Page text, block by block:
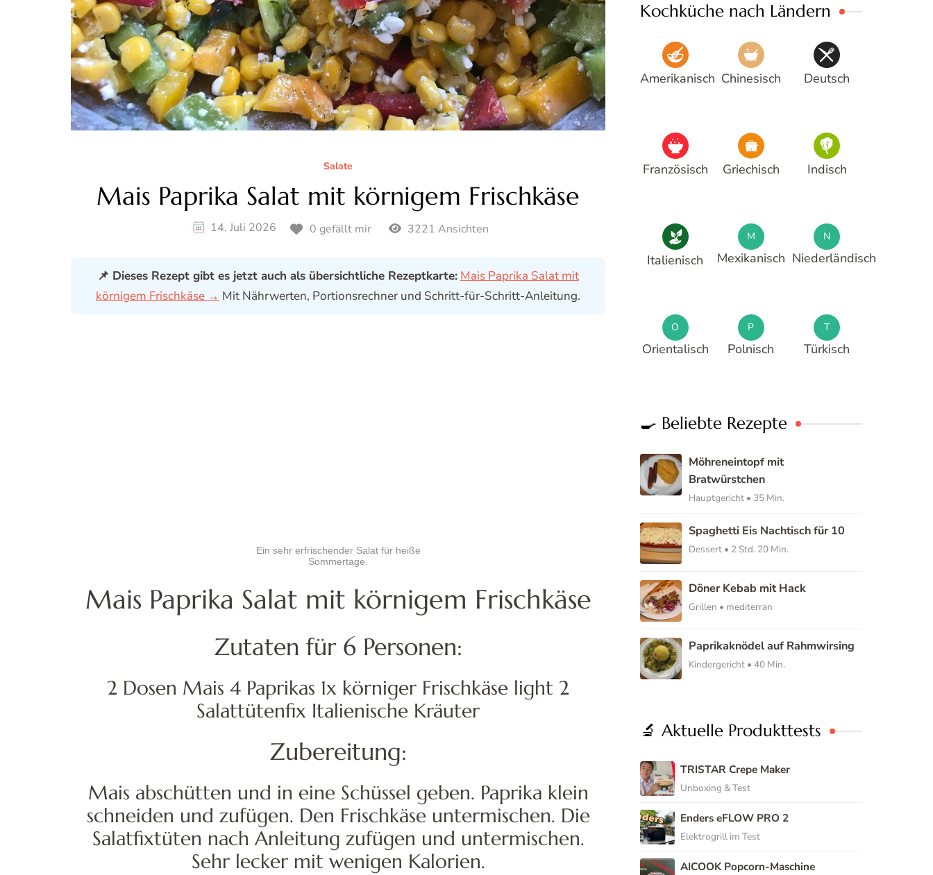
Salate
Mais Paprika Salat mit körnigem Frischkäse
14. Juli 2026 0 gefällt mir 3221 Ansichten
📌 Dieses Rezept gibt es jetzt auch als übersichtliche Rezeptkarte: Mais Paprika Salat mit
körnigem Frischkäse → Mit Nährwerten, Portionsrechner und Schritt-für-Schritt-Anleitung.
Ein sehr erfrischender Salat für heiße
Sommertage.
Mais Paprika Salat mit körnigem Frischkäse
Zutaten für 6 Personen:
2 Dosen Mais 4 Paprikas 1x körniger Frischkäse light 2
Salattütenfix Italienische Kräuter
Zubereitung:
Mais abschütten und in eine Schüssel geben. Paprika klein
schneiden und zufügen. Den Frischkäse untermischen. Die
Salatfixtüten nach Anleitung zufügen und untermischen.
Sehr lecker mit wenigen Kalorien.
Kochküche nach Ländern
Amerikanisch Chinesisch Deutsch
Französisch Griechisch Indisch
Italienisch
M
Mexikanisch
N
Niederländisch
O
Orientalisch
P
Polnisch
T
Türkisch
🍳 Beliebte Rezepte
Möhreneintopf mit
Bratwürstchen
Hauptgericht • 35 Min.
Spaghetti Eis Nachtisch für 10
Dessert • 2 Std. 20 Min.
Döner Kebab mit Hack
Grillen • mediterran
Paprikaknödel auf Rahmwirsing
Kindergericht • 40 Min.
🔬 Aktuelle Produkttests
TRISTAR Crepe Maker
Unboxing & Test
Enders eFLOW PRO 2
Elektrogrill im Test
AICOOK Popcorn-Maschine